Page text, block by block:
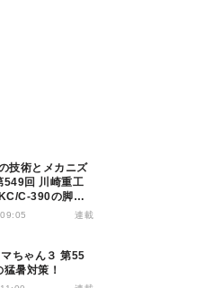
549回 川崎重工
C-390の脚は
降着装置は複雑
連載
ちゃん３ 第55
暑対策！